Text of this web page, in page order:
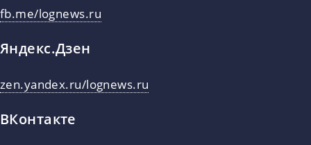
fb.me/lognews.ru
Яндекс.Дзен
zen.yandex.ru/lognews.ru
ВКонтакте